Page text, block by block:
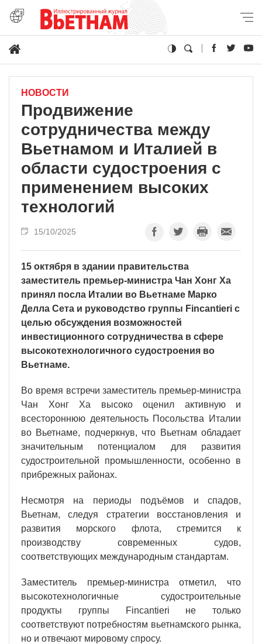
НОВОСТИ
Продвижение
сотрудничества между
Вьетнамом и Италией в
области судостроения с
применением высоких
технологий
15/10/2025
15 октября в здании правительства
заместитель премьер-министра Чан Хонг Ха
принял посла Италии во Вьетнаме Марко
Делла Сета и руководство группы Fincantieri с
целью обсуждения возможностей
инвестиционного сотрудничества в сфере
высокотехнологичного судостроения во
Вьетнаме.
Во время встречи заместитель премьер-министра
Чан Хонг Ха высоко оценил активную и
всестороннюю деятельность Посольства Италии
во Вьетнаме, подчеркнув, что Вьетнам обладает
значительным потенциалом для развития
судостроительной промышленности, особенно в
прибрежных районах.
Несмотря на периоды подъёмов и спадов,
Вьетнам, следуя стратегии восстановления и
развития морского флота, стремится к
производству современных судов,
соответствующих международным стандартам.
Заместитель премьер-министра отметил, что
высокотехнологичные судостроительные
продукты группы Fincantieri не только
соответствуют потребностям вьетнамского рынка,
но и отвечают мировому спросу.